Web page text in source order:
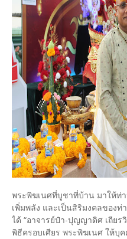
พระพิฆเนศที่บูชาที่บ้าน มาให้ท่
เพิ่มพลัง และเป็นสิริมงคลของท่
ได้ “อาจารย์ป๋า-ปุญญาดิศ เถีย
พิธีครอบเศียร พระพิฆเนศ ให้บุ